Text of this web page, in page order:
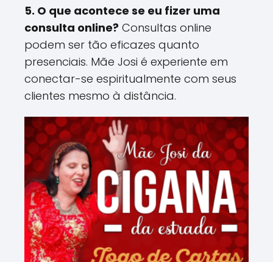
5. O que acontece se eu fizer uma
consulta online? Consultas online
podem ser tão eficazes quanto
presenciais. Mãe Josi é experiente em
conectar-se espiritualmente com seus
clientes mesmo à distância​.